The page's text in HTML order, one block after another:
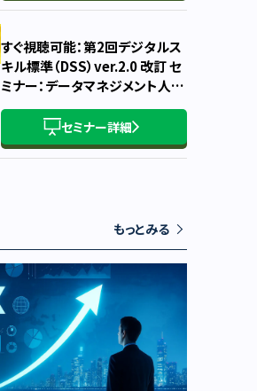
すぐ視聴可能：第2回デジタルス
キル標準（DSS）ver.2.0 改訂 セ
ミナー：データマネジメント人材
は自社に必要か、どう育てるか
～ データマネジメント・エンジ
ニア編 ～
セミナー詳細
もっとみる